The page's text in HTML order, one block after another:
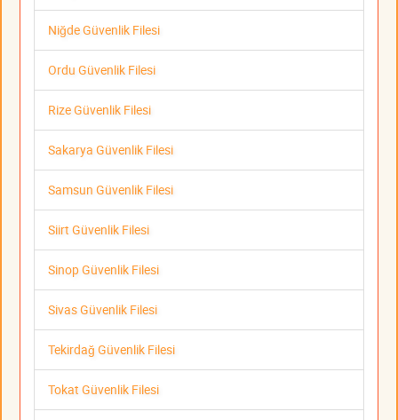
Niğde Güvenlik Filesi
Ordu Güvenlik Filesi
Rize Güvenlik Filesi
Sakarya Güvenlik Filesi
Samsun Güvenlik Filesi
Siirt Güvenlik Filesi
Sinop Güvenlik Filesi
Sivas Güvenlik Filesi
Tekirdağ Güvenlik Filesi
Tokat Güvenlik Filesi